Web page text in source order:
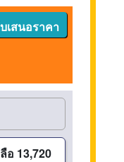
เสนอราคา
อ 13,720